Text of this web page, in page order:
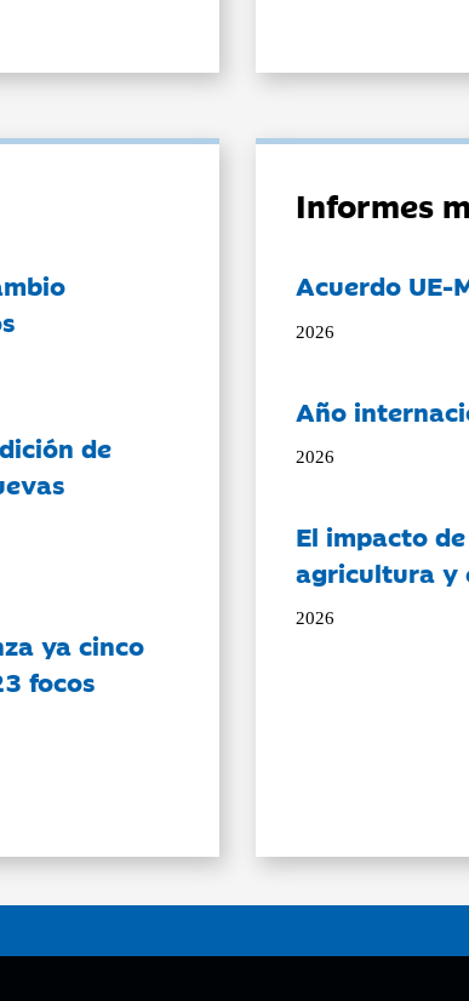
de
ya cinco
focos
Informes
Acuerdo UE-
2026
Año
2026
El impacto
agricultura y
2026